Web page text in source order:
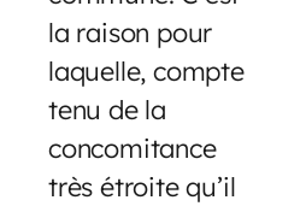
la raison pour
laquelle, compte
tenu de la
concomitance
très étroite qu’il